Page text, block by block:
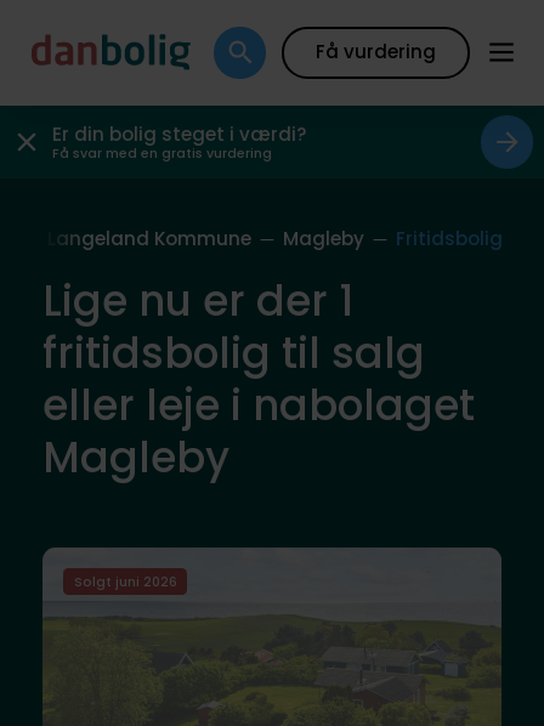
Få vurdering
Er din bolig steget i værdi?
Få svar med en gratis vurdering
Langeland Kommune Magleby Fritidsbolig
Lige nu er der 1
fritidsbolig til salg
eller leje i nabolaget
Magleby
Solgt juni 2026